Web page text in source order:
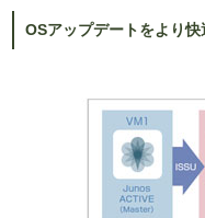
OSアップデートをより快